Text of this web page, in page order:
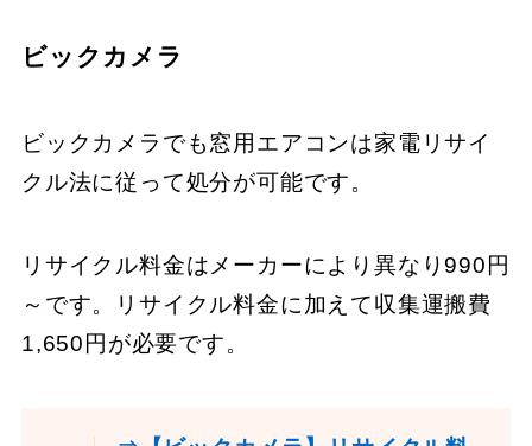
ビックカメラ
ビックカメラでも窓用エアコンは家電リサイ
クル法に従って処分が可能です。
リサイクル料金はメーカーにより異なり990円
～です。リサイクル料金に加えて収集運搬費
1,650円が必要です。